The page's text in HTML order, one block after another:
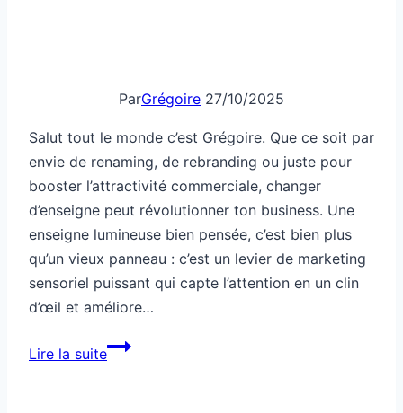
ParGrégoire 27/10/2025
Salut tout le monde c’est Grégoire. Que ce soit par
envie de renaming, de rebranding ou juste pour
booster l’attractivité commerciale, changer
d’enseigne peut révolutionner ton business. Une
enseigne lumineuse bien pensée, c’est bien plus
qu’un vieux panneau : c’est un levier de marketing
sensoriel puissant qui capte l’attention en un clin
d’œil et améliore…
Lire la suiteComment